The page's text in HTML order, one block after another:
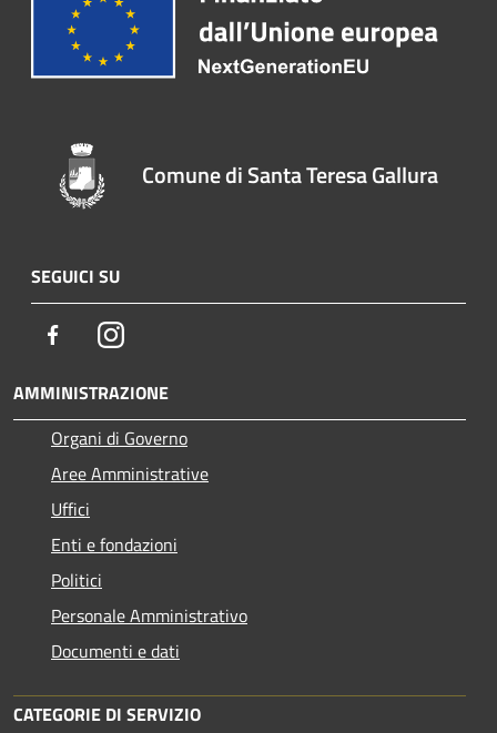
Comune di Santa Teresa Gallura
SEGUICI SU
FacebookInstagram
AMMINISTRAZIONE
Organi di Governo
Aree Amministrative
Uffici
Enti e fondazioni
Politici
Personale Amministrativo
Documenti e dati
CATEGORIE DI SERVIZIO